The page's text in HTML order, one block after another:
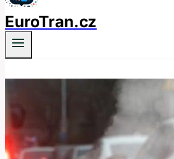
EuroTran.cz